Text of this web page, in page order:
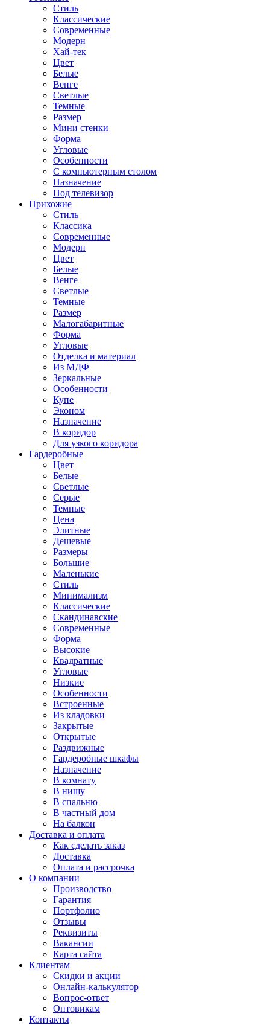
Стиль
Классические
Современные
Модерн
Хай-тек
Цвет
Белые
Венге
Светлые
Темные
Размер
Мини стенки
Форма
Угловые
Особенности
С компьютерным столом
Назначение
Под телевизор
Прихожие
Стиль
Классика
Современные
Модерн
Цвет
Белые
Венге
Светлые
Темные
Размер
Малогабаритные
Форма
Угловые
Отделка и материал
Из МДФ
Зеркальные
Особенности
Купе
Эконом
Назначение
В коридор
Для узкого коридора
Гардеробные
Цвет
Белые
Светлые
Серые
Темные
Цена
Элитные
Дешевые
Размеры
Большие
Маленькие
Стиль
Минимализм
Классические
Скандинавские
Современные
Форма
Высокие
Квадратные
Угловые
Низкие
Особенности
Встроенные
Из кладовки
Закрытые
Открытые
Раздвижные
Гардеробные шкафы
Назначение
В комнату
В нишу
В спальню
В частный дом
На балкон
Доставка и оплата
Как сделать заказ
Доставка
Оплата и рассрочка
О компании
Производство
Гарантия
Портфолио
Отзывы
Реквизиты
Вакансии
Карта сайта
Клиентам
Скидки и акции
Онлайн-калькулятор
Вопрос-ответ
Оптовикам
Контакты